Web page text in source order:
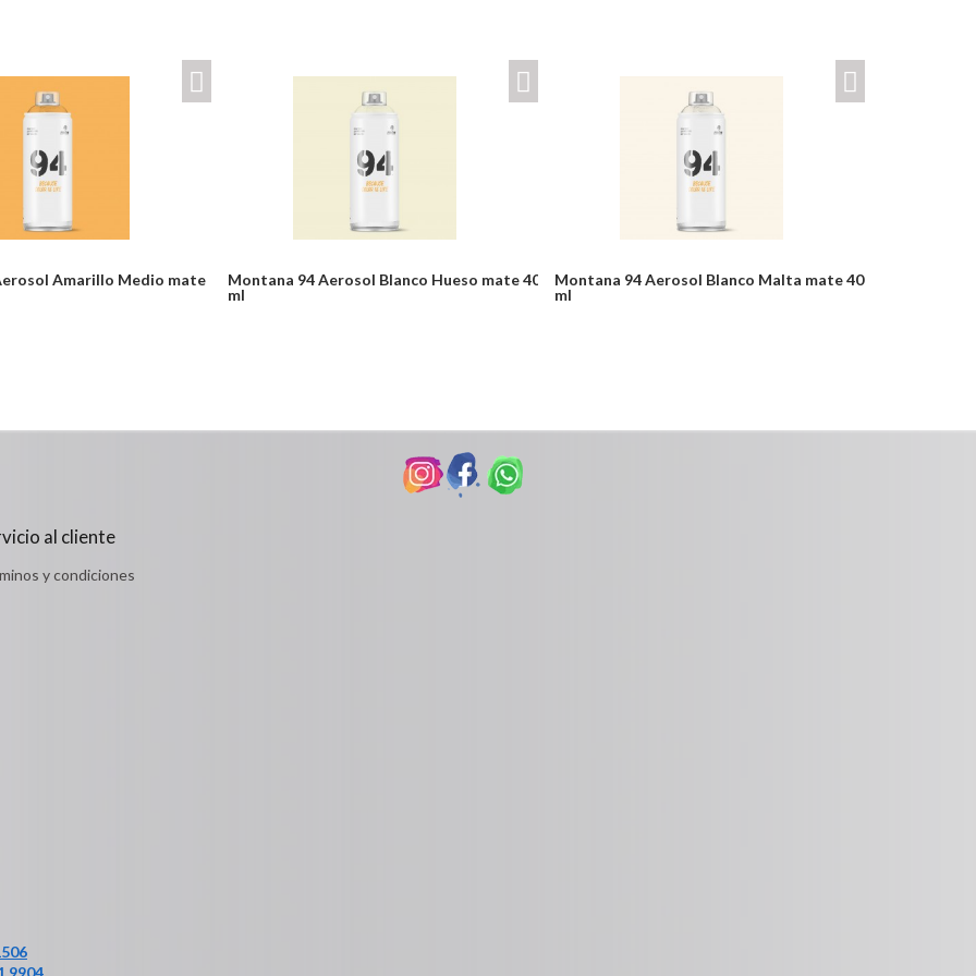
Amarillo Medio mate
Montana 94 Aerosol Blanco Hueso mate 400
ml
Montana 94 Aerosol Blanco Malta mate 400
ml
al cliente
y condiciones
9904